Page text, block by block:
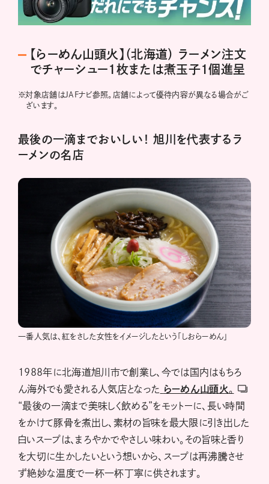
【らーめん山頭火】（北海道） ラーメン注文
でチャーシュー1枚または煮玉子1個進呈
※対象店舗はJAFナビ参照。店舗によって優待内容が異なる場合がご
ざいます。
最後の一滴までおいしい！ 旭川を代表するラ
ーメンの名店
一番人気は、紅をさした女性をイメージしたという「しおらーめん」
1988年に北海道旭川市で創業し、今では国内はもちろ
ん海外でも愛される人気店となった らーめん山頭火。
“最後の一滴まで美味しく飲める”をモットーに、長い時間
をかけて豚骨を煮出し、素材の旨味を最大限に引き出した
白いスープは、まろやかでやさしい味わい。その旨味と香り
を大切に生かしたいという想いから、スープは再沸騰させ
ず絶妙な温度で一杯一杯丁寧に供されます。